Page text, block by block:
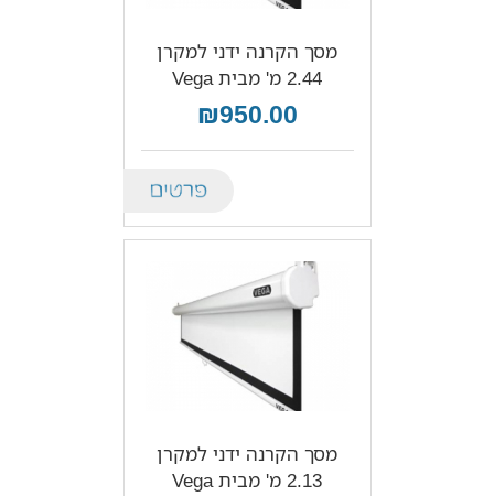
מסך הקרנה ידני למקרן
2.44 מ' מבית Vega
₪950.00
מסך הקרנה ידני למקרן
2.13 מ' מבית Vega